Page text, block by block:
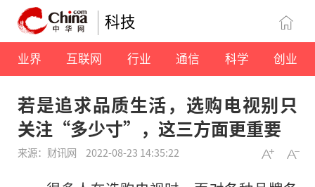
科技
业界 互联网 行业 通信 科学 创业
若是追求品质生活，选购电视别只
关注“多少寸”，这三方面更重要
来源：财讯网 2022-08-23 14:35:22